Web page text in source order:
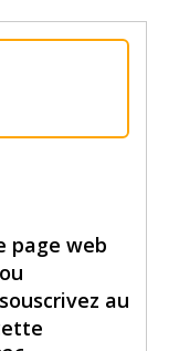
page web
au